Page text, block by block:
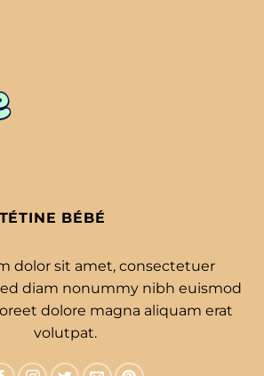
BÉBÉ
dolor sit amet, consectetuer
diam nonummy nibh euismod
dolore magna aliquam erat
volutpat.